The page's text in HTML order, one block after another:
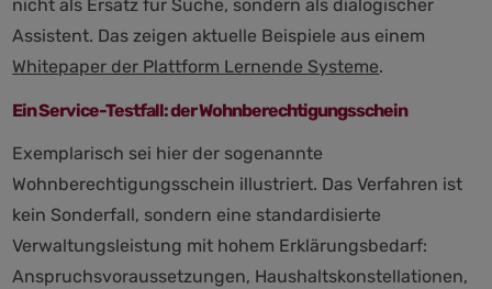
nicht als Ersatz für Suche, sondern als dialogischer
Assistent. Das zeigen aktuelle Beispiele aus einem
Whitepaper der Plattform Lernende Systeme.
Ein Service-Testfall: der Wohnberechtigungsschein
Exemplarisch sei hier der sogenannte
Wohnberechtigungsschein illustriert. Das Verfahren ist
kein Sonderfall, sondern eine standardisierte
Verwaltungsleistung mit hohem Erklärungsbedarf:
Anspruchsvoraussetzungen, Haushaltskonstellationen,